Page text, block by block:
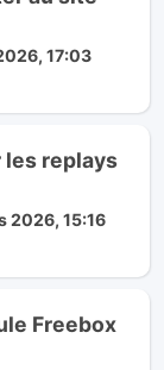
17:03
les replays
2026, 15:16
Freebox